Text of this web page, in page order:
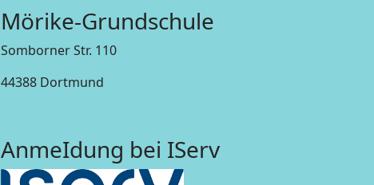
Mörike-Grundschule
Somborner Str. 110
44388 Dortmund
AnmeIdung bei IServ